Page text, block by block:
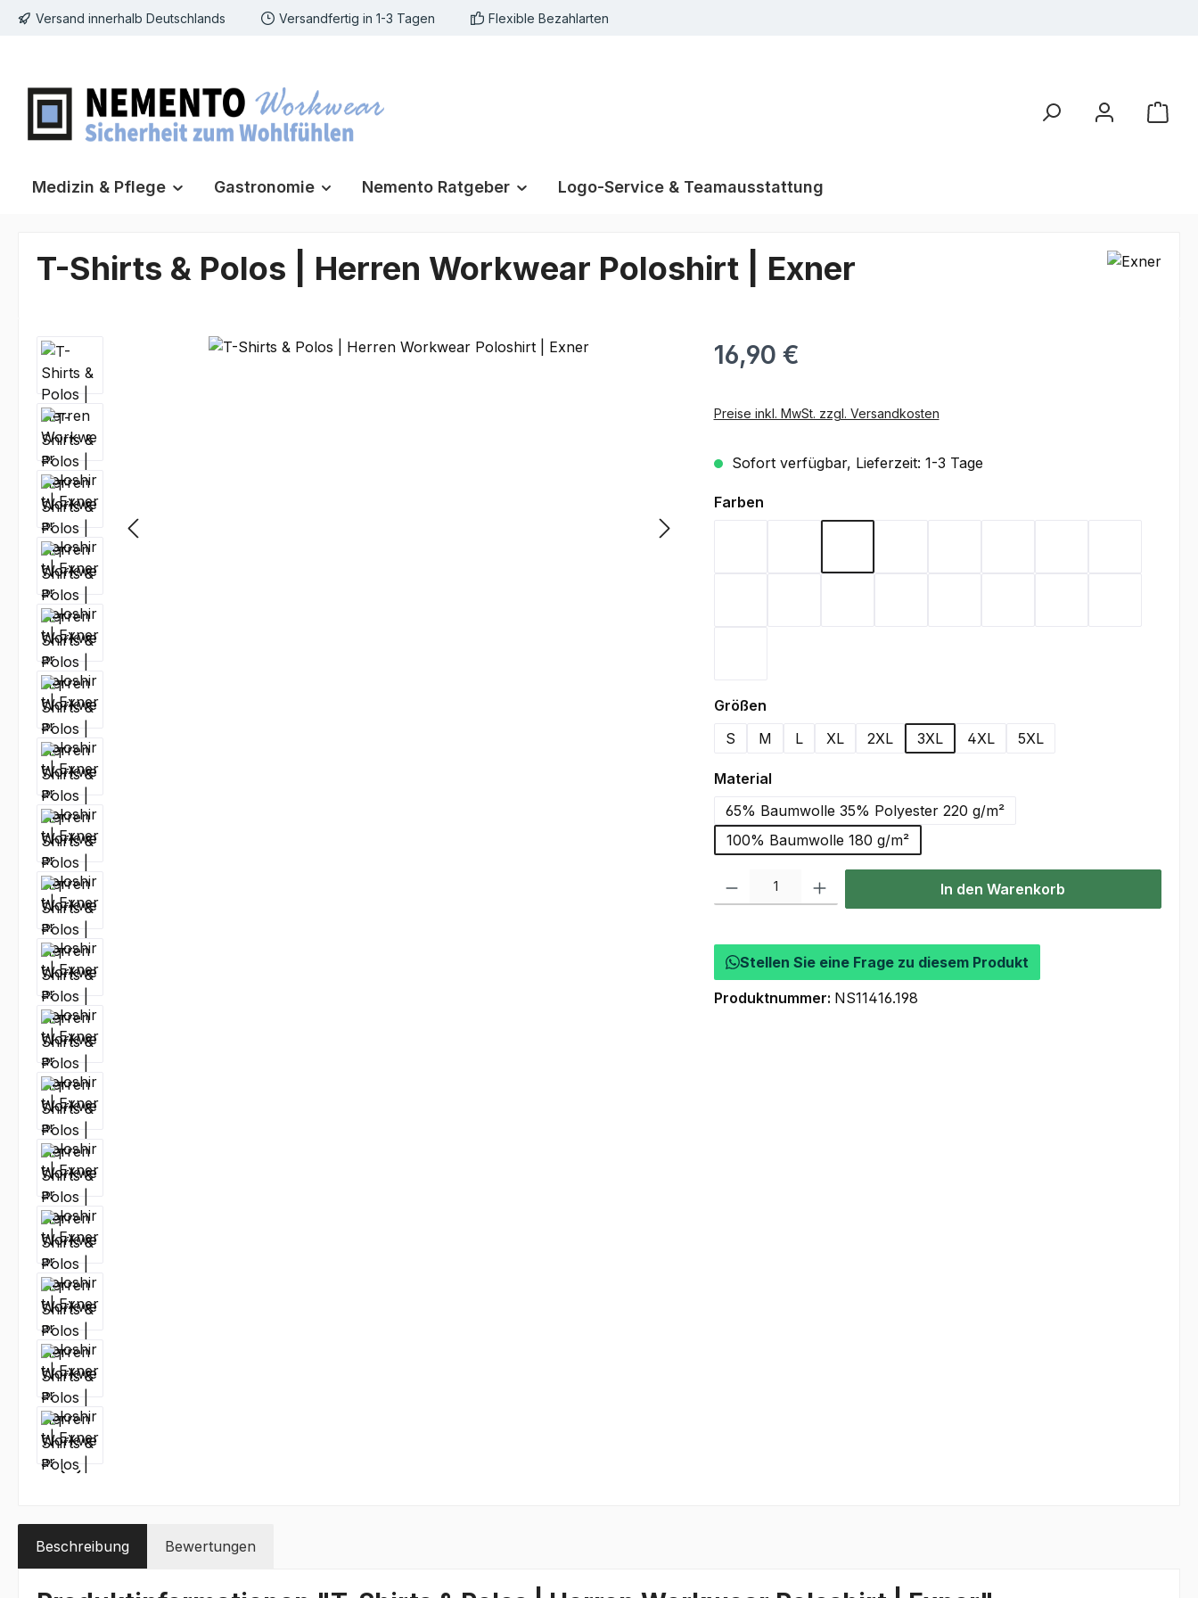
Hauptinhalt springen
Zur Suche springen
Zur Hauptnavigation springen
Versand innerhalb Deutschlands Versandfertig in 1-3 Tagen Flexible Bezahlarten
Medizin & Pflege Gastronomie Nemento Ratgeber Logo-Service & Teamausstattung
T-Shirts & Polos | Herren Workwear Poloshirt | Exner
Bildergalerie überspringen 16,90 €
Preise inkl. MwSt. zzgl. Versandkosten
Sofort verfügbar, Lieferzeit: 1-3 Tage
Farbenauswählen
Größenauswählen
S
M L XL 2XL 3XL 4XL 5XL
Materialauswählen
65% Baumwolle 35% Polyester 220 g/m²
100% Baumwolle 180 g/m²
Produkt Anzahl: Gib den gewünschten Wert ein oder benutze die Schaltflächen
In den Warenkorb
Stellen Sie eine Frage zu diesem Produkt
Produktnummer: NS11416.198
Beschreibung Bewertungen